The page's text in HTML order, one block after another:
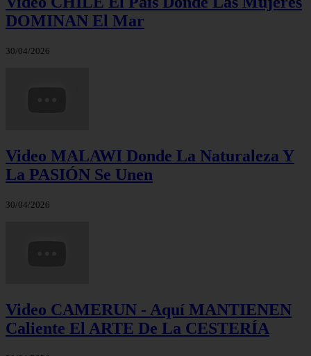
DOMINAN El Mar
30/04/2026
Video MALAWI Donde La Naturaleza Y
La PASIÓN Se Unen
30/04/2026
Video CAMERUN - Aquí MANTIENEN
Caliente El ARTE De La CESTERÍA